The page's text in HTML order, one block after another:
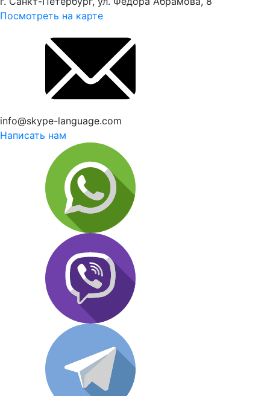
Посмотреть на карте
info@skype-language.com
Написать нам